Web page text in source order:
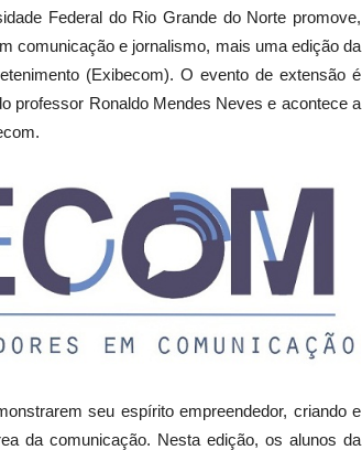
Federal do Rio Grande do Norte promove,
comunicação e jornalismo, mais uma edição da
(Exibecom). O evento de extensão é
professor Ronaldo Mendes Neves e acontece a
seu espírito empreendedor, criando e
da comunicação. Nesta edição, os alunos da